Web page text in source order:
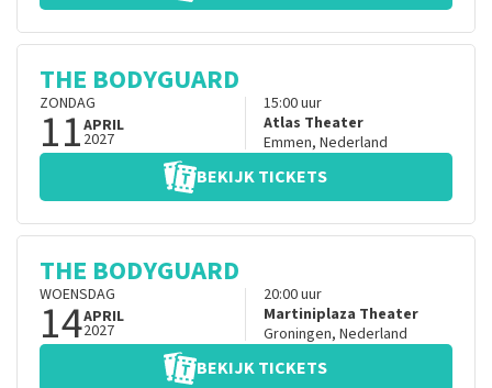
THE BODYGUARD
ZONDAG
11APRIL
2027
15:00uur
Atlas Theater
Emmen, Nederland
BEKIJK TICKETS
THE BODYGUARD
WOENSDAG
14APRIL
2027
20:00uur
Martiniplaza Theater
Groningen, Nederland
BEKIJK TICKETS